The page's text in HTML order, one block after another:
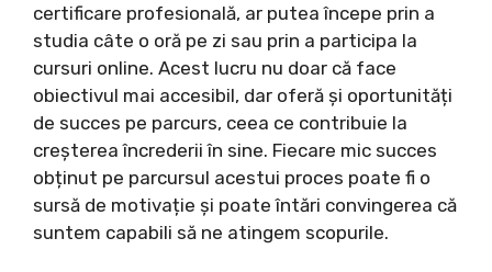
certificare profesională, ar putea începe prin a
studia câte o oră pe zi sau prin a participa la
cursuri online. Acest lucru nu doar că face
obiectivul mai accesibil, dar oferă și oportunități
de succes pe parcurs, ceea ce contribuie la
creșterea încrederii în sine. Fiecare mic succes
obținut pe parcursul acestui proces poate fi o
sursă de motivație și poate întări convingerea că
suntem capabili să ne atingem scopurile.